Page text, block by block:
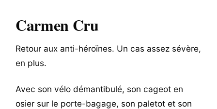
Carmen Cru
Retour aux anti-héroïnes. Un cas assez sévère,
en plus.
Avec son vélo démantibulé, son cageot en
osier sur le porte-bagage, son paletot et son